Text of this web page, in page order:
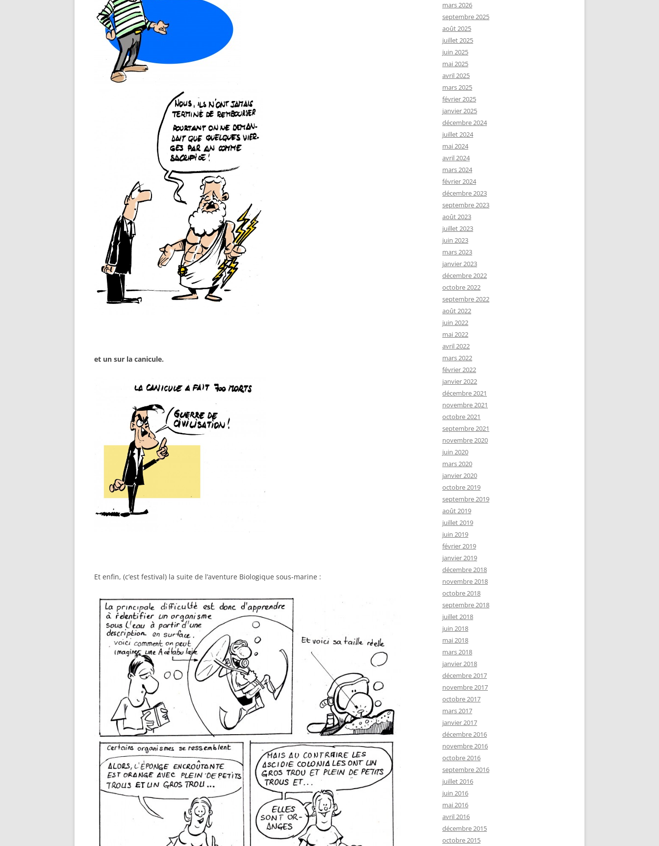
et un sur la canicule.
Et enfin, (c’est festival) la suite de l’aventure Biologique sous-marine :
mars 2026
septembre 2025
août 2025
juillet 2025
juin 2025
mai 2025
avril 2025
mars 2025
février 2025
janvier 2025
décembre 2024
juillet 2024
mai 2024
avril 2024
mars 2024
février 2024
décembre 2023
septembre 2023
août 2023
juillet 2023
juin 2023
mars 2023
janvier 2023
décembre 2022
octobre 2022
septembre 2022
août 2022
juin 2022
mai 2022
avril 2022
mars 2022
février 2022
janvier 2022
décembre 2021
novembre 2021
octobre 2021
septembre 2021
novembre 2020
juin 2020
mars 2020
janvier 2020
octobre 2019
septembre 2019
août 2019
juillet 2019
juin 2019
février 2019
janvier 2019
décembre 2018
novembre 2018
octobre 2018
septembre 2018
juillet 2018
juin 2018
mai 2018
mars 2018
janvier 2018
décembre 2017
novembre 2017
octobre 2017
mars 2017
janvier 2017
décembre 2016
novembre 2016
octobre 2016
septembre 2016
juillet 2016
juin 2016
mai 2016
avril 2016
décembre 2015
octobre 2015